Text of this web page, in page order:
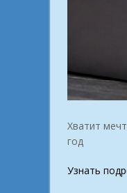
Хватит
год
Узнать